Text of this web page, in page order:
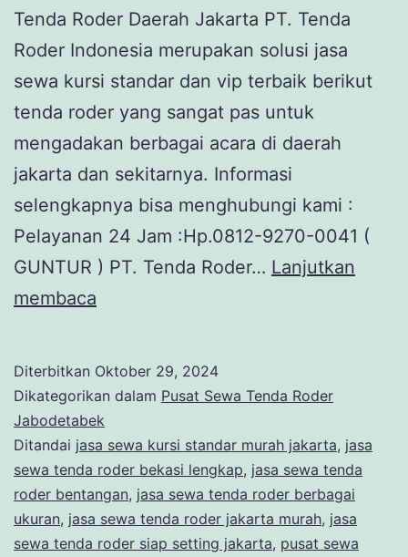
Tenda Roder Daerah Jakarta PT. Tenda
Roder Indonesia merupakan solusi jasa
sewa kursi standar dan vip terbaik berikut
tenda roder yang sangat pas untuk
mengadakan berbagai acara di daerah
jakarta dan sekitarnya. Informasi
selengkapnya bisa menghubungi kami :
Pelayanan 24 Jam :Hp.0812-9270-0041 (
GUNTUR ) PT. Tenda Roder… Lanjutkan
membaca
STANDAR
DAN
VIP
BERIKUT
TENDA
RODER
Diterbitkan Oktober 29, 2024
Dikategorikan dalam Pusat Sewa Tenda Roder
Jabodetabek
Ditandai jasa sewa kursi standar murah jakarta, jasa
sewa tenda roder bekasi lengkap, jasa sewa tenda
roder bentangan, jasa sewa tenda roder berbagai
ukuran, jasa sewa tenda roder jakarta murah, jasa
sewa tenda roder siap setting jakarta, pusat sewa